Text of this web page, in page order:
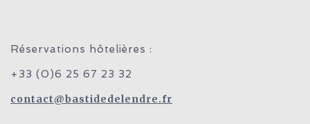
Réservations hôtelières :
+33 (0)6 25 67 23 32
contact@bastidedelendre.fr